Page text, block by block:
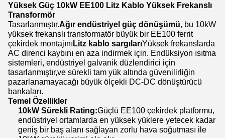
Yüksek Güç 10kW EE100 Litz Kablo Yüksek Frekanslı
Transformör
Tasarlanmıştır.Ağır endüstriyel güç dönüşümü, bu 10kW
yüksek frekanslı transformatör büyük bir EE100 ferrit
çekirdek montajınıLitz kablo sargılarıYüksek frekanslarda
AC direnci kaybını en aza indirmek için. Endüksiyon ısıtma
sistemleri, endüstriyel galvanik düzlendirici için
tasarlanmıştır,ve sürekli tam yük altında güvenilirliğin
pazarlanamayacağı büyük ölçekli DC-DC dönüştürücü
bankaları.
Temel Özellikler
10kW Sürekli Rating:Güçlü EE100 çekirdek platformu,
endüstriyel ortamlarda en yüksek yüklere yetecek kadar
geniş bir baş alanı sağlayan zorlu hava soğutması ile